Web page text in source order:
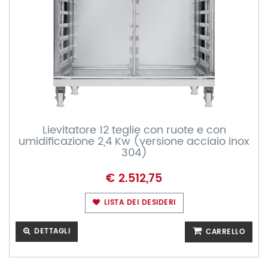
Lievitatore 12 teglie con ruote e con
umidificazione 2,4 Kw (versione acciaio inox
304)
€ 2.512,75
LISTA DEI DESIDERI
DETTAGLI CARRELLO